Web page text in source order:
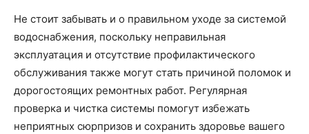
Не стоит забывать и о правильном уходе за системой
водоснабжения, поскольку неправильная
эксплуатация и отсутствие профилактического
обслуживания также могут стать причиной поломок и
дорогостоящих ремонтных работ. Регулярная
проверка и чистка системы помогут избежать
неприятных сюрпризов и сохранить здоровье вашего